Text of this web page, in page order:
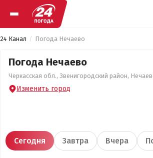
24 Канал Погода Нечаево
Погода Нечаево
Черкасская обл., Звенигородский район,
Изменить город
Сегодня Завтра Вчера